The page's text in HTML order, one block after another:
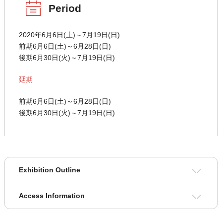
Period
2020年6月6日(土)～7月19日(日)
前期6月6日(土)～6月28日(日)
後期6月30日(火)～7月19日(日)
延期
前期6月6日(土)～6月28日(日)
後期6月30日(火)～7月19日(日)
Exhibition Outline
Access Information